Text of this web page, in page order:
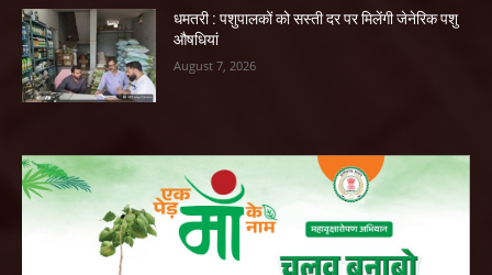
धमतरी : पशुपालकों को सस्ती दर पर मिलेंगी जेनेरिक पशु
औषधियां
August 7, 2026